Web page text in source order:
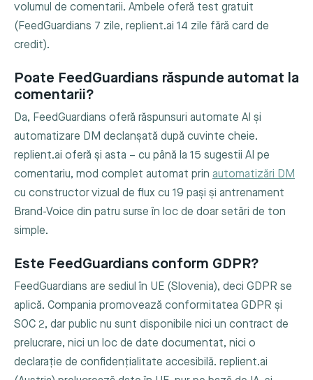
volumul de comentarii. Ambele oferă test gratuit
(FeedGuardians 7 zile, replient.ai 14 zile fără card de
credit).
Poate FeedGuardians răspunde automat la
comentarii?
Da, FeedGuardians oferă răspunsuri automate AI și
automatizare DM declanșată după cuvinte cheie.
replient.ai oferă și asta – cu până la 15 sugestii AI pe
comentariu, mod complet automat prin automatizări DM
cu constructor vizual de flux cu 19 pași și antrenament
Brand-Voice din patru surse în loc de doar setări de ton
simple.
Este FeedGuardians conform GDPR?
FeedGuardians are sediul în UE (Slovenia), deci GDPR se
aplică. Compania promovează conformitatea GDPR și
SOC 2, dar public nu sunt disponibile nici un contract de
prelucrare, nici un loc de date documentat, nici o
declarație de confidențialitate accesibilă. replient.ai